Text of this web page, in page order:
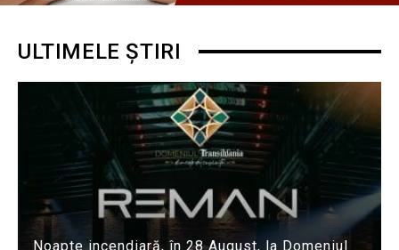
ULTIMELE ȘTIRI
Noapte incendiară, în 28 August, la Domeniul